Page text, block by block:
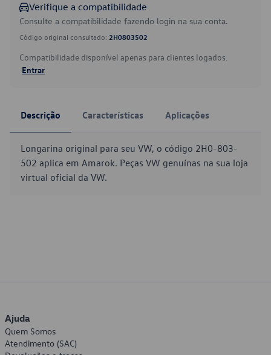
Verifique a compatibilidade
Consulte a compatibilidade fazendo login na sua conta.
Código original consultado: 2H0803502
Compatibilidade disponível apenas para clientes logados.
Entrar
Descrição Características Aplicações
Longarina original para seu VW, o código 2H0-803-
502 aplica em Amarok. Peças VW genuínas na sua loja
virtual oficial da VW.
Ajuda
Quem Somos
Atendimento (SAC)